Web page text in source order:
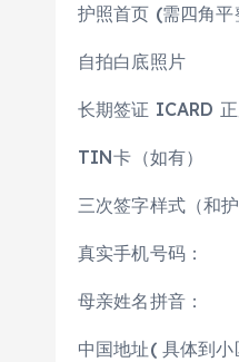
护照首页 (需四角平
自拍白底照片
长期签证 ICARD 正
TIN卡（如有）
三次签字样式（和
真实手机号码：
母亲姓名拼音：
中国地址( 具体到小